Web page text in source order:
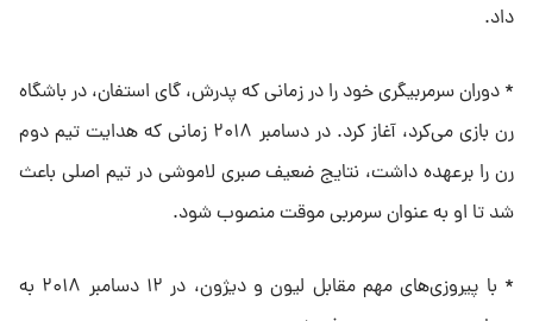
داد.
* دوران سرمربیگری خود را در زمانی که پدرش، گای استفان، در باشگاه
رن بازی می‌کرد، آغاز کرد. در دسامبر ۲۰۱۸ زمانی که هدایت تیم دوم
رن را برعهده داشت، نتایج ضعیف صبری لاموشی در تیم اصلی باعث
شد تا او به عنوان سرمربی موقت منصوب شود.
* با پیروزی‌های مهم مقابل لیون و دیژون، در ۱۲ دسامبر ۲۰۱۸ به